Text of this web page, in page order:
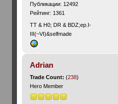
Публикации: 12492
Рейтинг: 1361
ТТ & Н0; DR & BDZ;ep.I-
III(~VI)&selfmade
Adrian
Trade Count: (238)
Hero Member